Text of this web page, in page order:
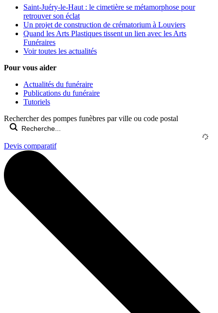
Saint-Juéry-le-Haut : le cimetière se métamorphose pour
retrouver son éclat
Un projet de construction de crématorium à Louviers
Quand les Arts Plastiques tissent un lien avec les Arts
Funéraires
Voir toutes les actualités
Pour vous aider
Actualités du funéraire
Publications du funéraire
Tutoriels
Rechercher des pompes funèbres par ville ou code postal
Devis comparatif